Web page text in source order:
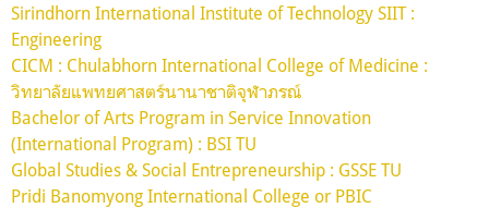
‎Sirindhorn International Institute of Technology SIIT :
Engineering
CICM : Chulabhorn International College of Medicine :
วิทยาลัยแพทยศาสตร์นานาชาติจุฬาภรณ์
Bachelor of Arts Program in Service Innovation
(International Program) : BSI TU
Global Studies & Social Entrepreneurship : GSSE TU
Pridi Banomyong International College or PBIC